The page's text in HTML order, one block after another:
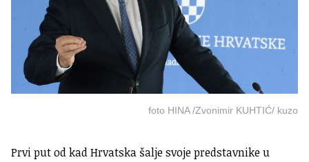
foto HINA /Zvonimir KUHTIĆ/ kuzo
Prvi put od kad Hrvatska šalje svoje predstavnike u